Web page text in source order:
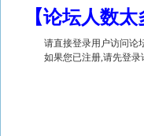
【论坛人数
请直接登录用户访问论
如果您已注册,请先登